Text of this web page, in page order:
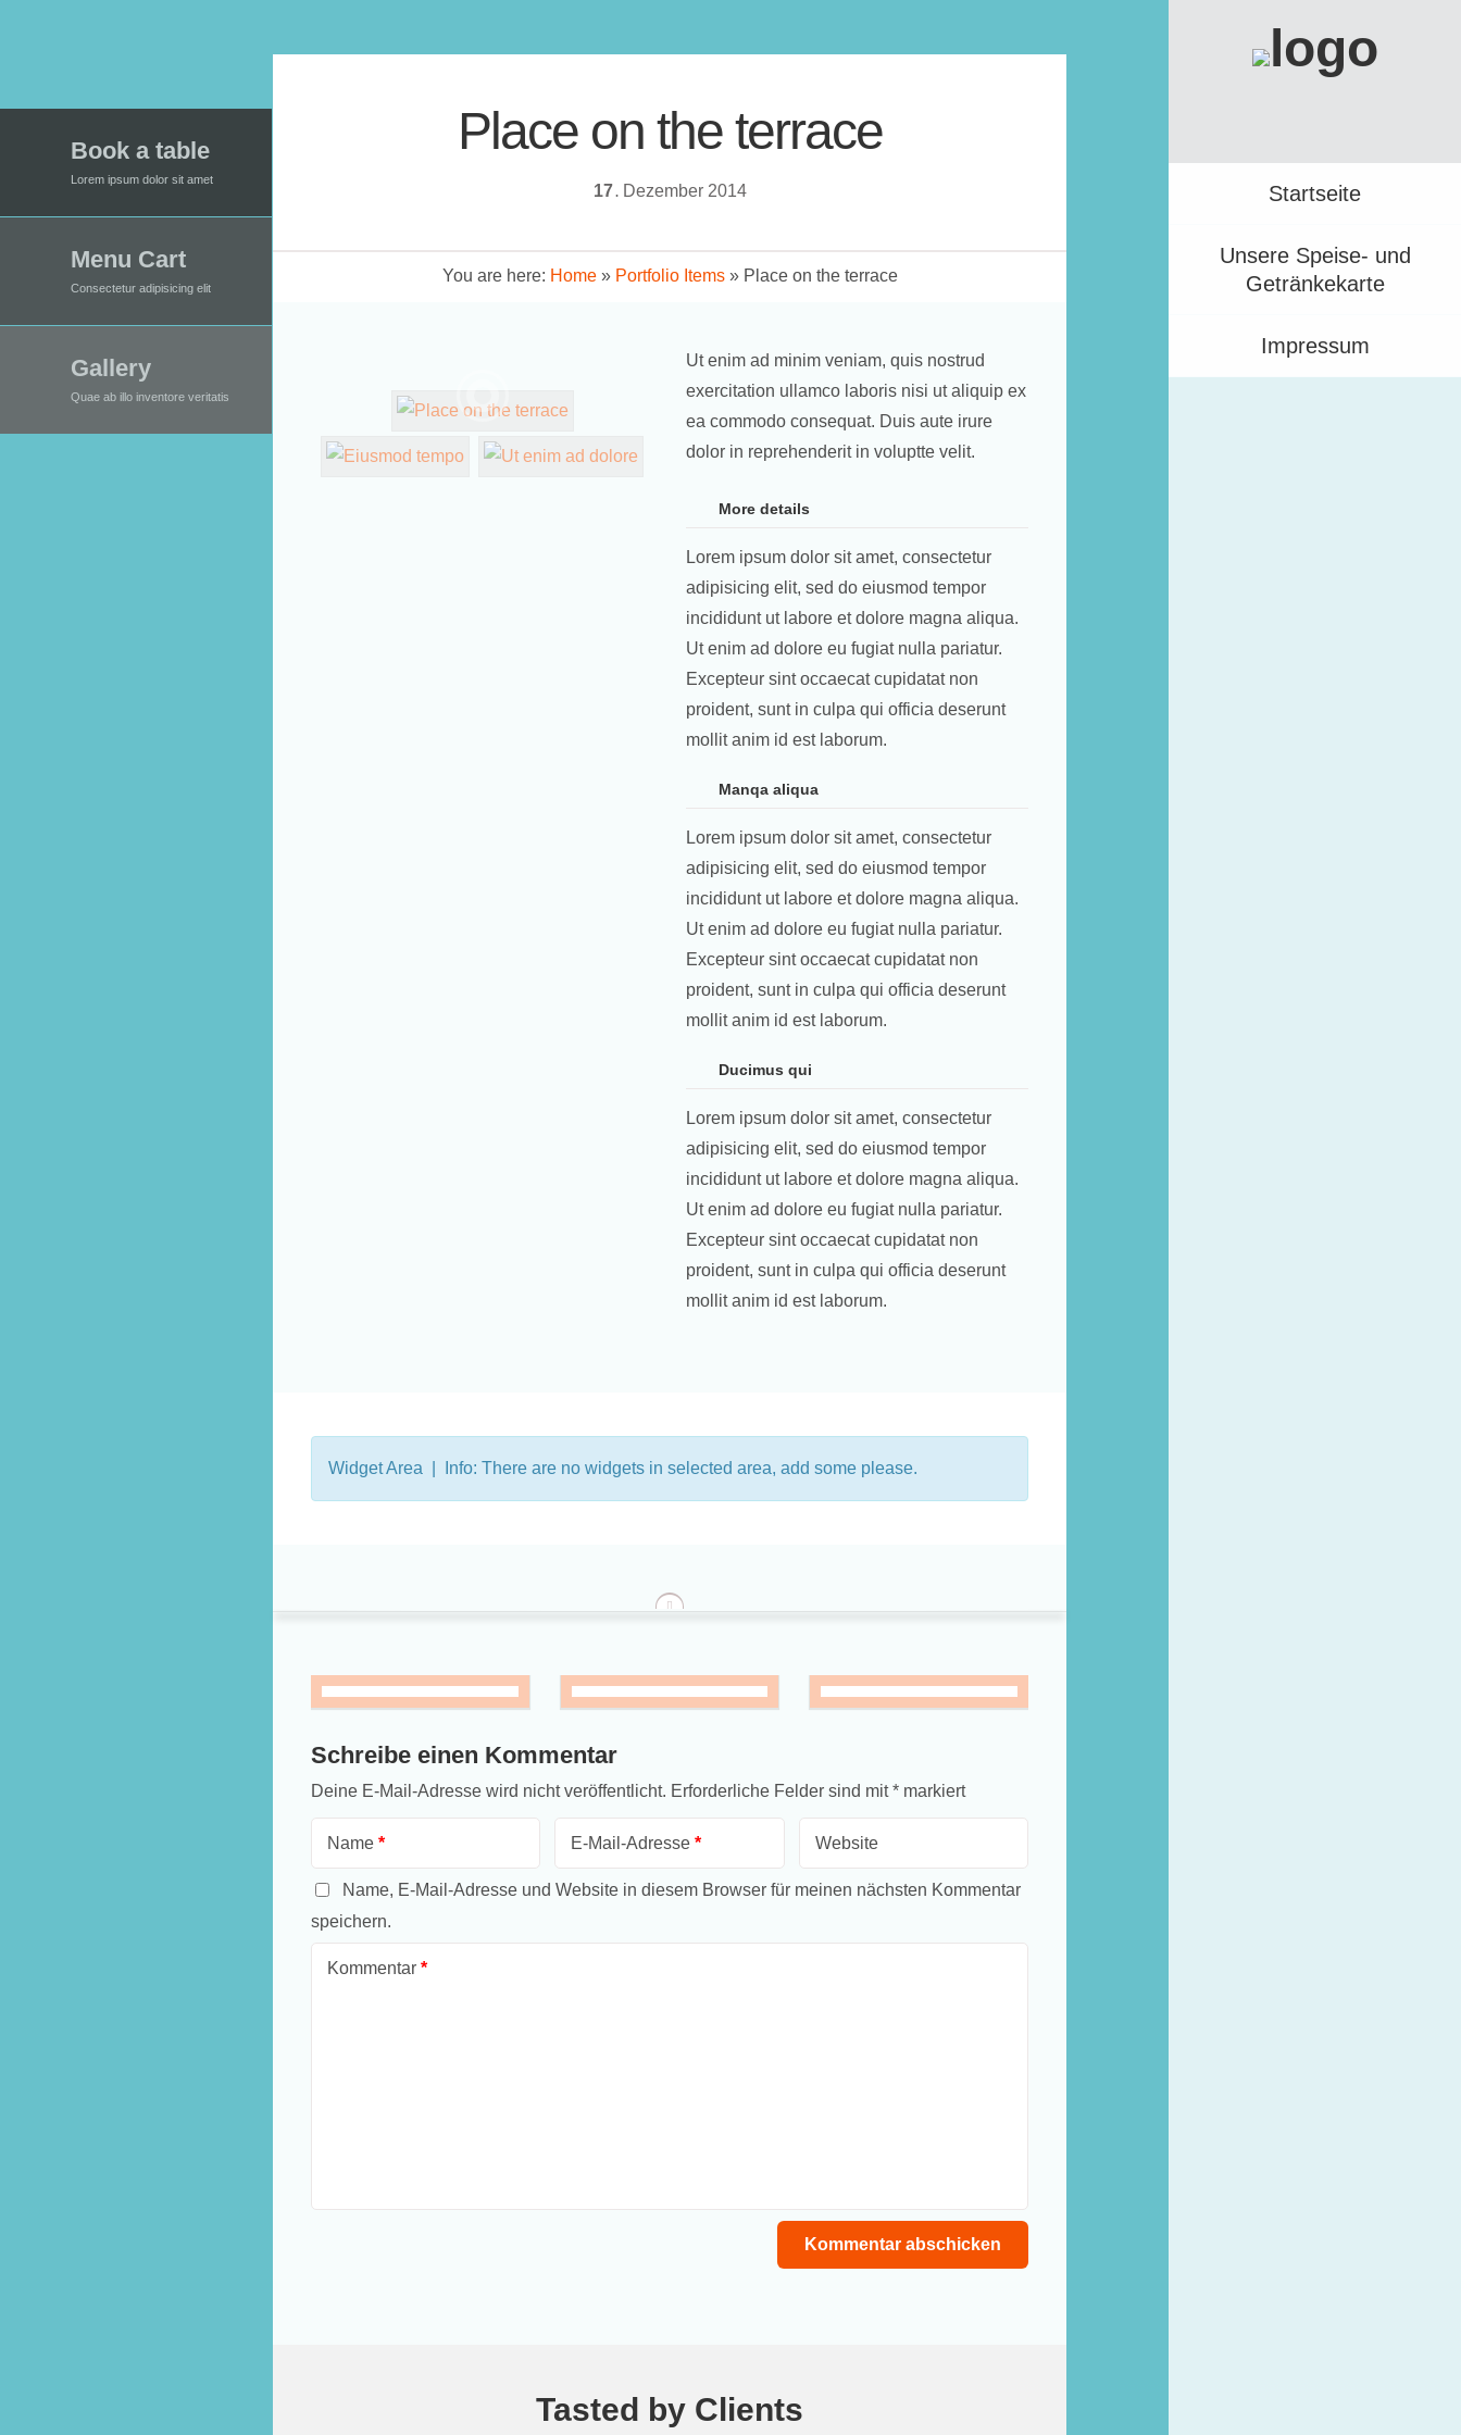
Startseite
Unsere Speise- und
Getränkekarte
Impressum
Place on the terrace
17 . Dezember 2014
You are here: Home » Portfolio Items » Place on the terrace
Book a table
Lorem ipsum dolor sit amet
Menu Cart
Consectetur adipisicing elit
Gallery
Quae ab illo inventore veritatis
Ut enim ad minim veniam, quis nostrud
exercitation ullamco laboris nisi ut aliquip ex
ea commodo consequat. Duis aute irure
dolor in reprehenderit in voluptte velit.
More details
Lorem ipsum dolor sit amet, consectetur
adipisicing elit, sed do eiusmod tempor
incididunt ut labore et dolore magna aliqua.
Ut enim ad dolore eu fugiat nulla pariatur.
Excepteur sint occaecat cupidatat non
proident, sunt in culpa qui officia deserunt
mollit anim id est laborum.
Manqa aliqua
Lorem ipsum dolor sit amet, consectetur
adipisicing elit, sed do eiusmod tempor
incididunt ut labore et dolore magna aliqua.
Ut enim ad dolore eu fugiat nulla pariatur.
Excepteur sint occaecat cupidatat non
proident, sunt in culpa qui officia deserunt
mollit anim id est laborum.
Ducimus qui
Lorem ipsum dolor sit amet, consectetur
adipisicing elit, sed do eiusmod tempor
incididunt ut labore et dolore magna aliqua.
Ut enim ad dolore eu fugiat nulla pariatur.
Excepteur sint occaecat cupidatat non
proident, sunt in culpa qui officia deserunt
mollit anim id est laborum.
Widget Area | Info: There are no widgets in selected area, add some please.
top
Schreibe einen Kommentar
Deine E-Mail-Adresse wird nicht veröffentlicht. Erforderliche Felder sind mit* markiert
Name * E-Mail-Adresse* Website
Name, E-Mail-Adresse und Website in diesem Browser für meinen nächsten Kommentar
speichern.
Kommentar *
Tasted by Clients